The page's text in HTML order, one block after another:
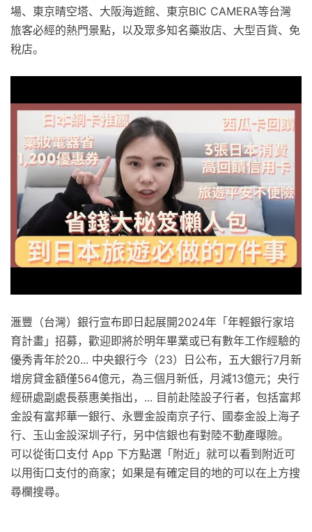
場、東京晴空塔、大阪海遊館、東京BIC CAMERA等台灣
旅客必經的熱門景點，以及眾多知名藥妝店、大型百貨、免
稅店。
滙豐（台灣）銀行宣布即日起展開2024年「年輕銀行家培
育計畫」招募，歡迎即將於明年畢業或已有數年工作經驗的
優秀青年於20... 中央銀行今（23）日公布，五大銀行7月新
增房貸金額僅564億元，為三個月新低，月減13億元；央行
經研處副處長蔡惠美指出，... 目前赴陸設子行者，包括富邦
金設有富邦華一銀行、永豐金設南京子行、國泰金設上海子
行、玉山金設深圳子行，另中信銀也有對陸不動產曝險。
可以從街口支付 App 下方點選「附近」就可以看到附近可
以用街口支付的商家；如果是有確定目的地的可以在上方搜
尋欄搜尋。